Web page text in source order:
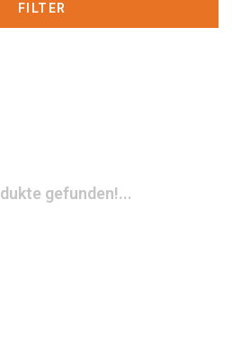
FILTER
gefunden!...